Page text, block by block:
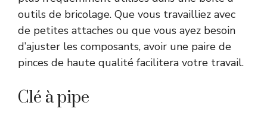
outils de bricolage. Que vous travailliez avec
de petites attaches ou que vous ayez besoin
d’ajuster les composants, avoir une paire de
pinces de haute qualité facilitera votre travail.
Clé à pipe